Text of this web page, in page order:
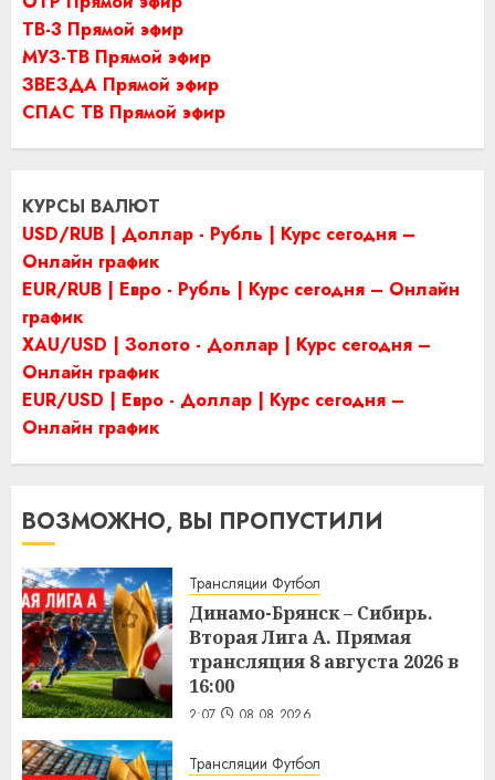
ТВ-3 Прямой эфир
МУЗ-ТВ Прямой эфир
ЗВЕЗДА Прямой эфир
СПАС ТВ Прямой эфир
КУРСЫ ВАЛЮТ
USD/RUB | Доллар - Рубль | Курс сегодня –
Онлайн график
EUR/RUB | Евро - Рубль | Курс сегодня – Онлайн
график
XAU/USD | Золото - Доллар | Курс сегодня –
Онлайн график
EUR/USD | Евро - Доллар | Курс сегодня –
Онлайн график
ВОЗМОЖНО, ВЫ ПРОПУСТИЛИ
Трансляции Футбол
Динамо-Брянск – Сибирь.
Вторая Лига А. Прямая
трансляция 8 августа 2026 в
16:00
2:07 08.08.2026
Трансляции Футбол